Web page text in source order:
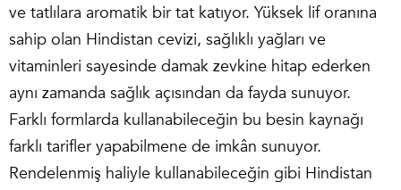
ve tatlılara aromatik bir tat katıyor. Yüksek lif oranına
sahip olan Hindistan cevizi, sağlıklı yağları ve
vitaminleri sayesinde damak zevkine hitap ederken
aynı zamanda sağlık açısından da fayda sunuyor.
Farklı formlarda kullanabileceğin bu besin kaynağı
farklı tarifler yapabilmene de imkân sunuyor.
Rendelenmiş haliyle kullanabileceğin gibi Hindistan